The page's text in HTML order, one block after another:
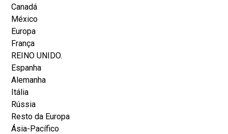
Canadá
México
Europa
França
REINO UNIDO.
Espanha
Alemanha
Itália
Rússia
Resto da Europa
Ásia-Pacífico